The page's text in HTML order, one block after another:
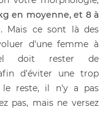
en moyenne, et 8 à
. Mais ce sont là des
d'une femme à
doit rester de
d'éviter une trop
le reste, il n'y a pas
pas, mais ne versez